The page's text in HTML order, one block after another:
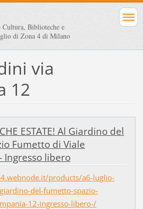
Cultura, Biblioteche e
di Zona 4 di Milano
via
12
ESTATE! Al Giardino del
Fumetto di Viale
Ingresso libero
products/a6-luglio-
del-fumetto-spazio-
12-ingresso-libero-/